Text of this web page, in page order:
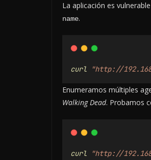
La aplicación es
name.
curl "http://
Enumeramos múltiples
Walking Dead. Probamos
curl "http://